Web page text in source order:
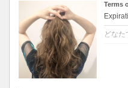
Terms
どな